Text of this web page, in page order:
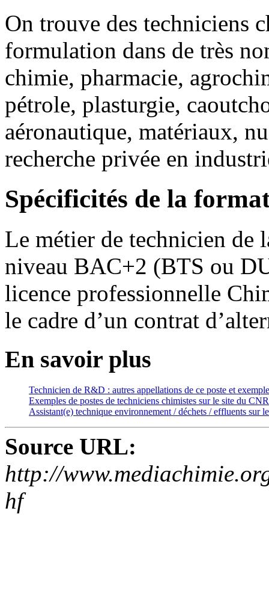
On trouve des techniciens
formulation dans de très
chimie, pharmacie,
pétrole, plasturgie,
aéronautique, matériaux,
recherche privée en
Spécificités de la
Le métier de technicien de
niveau BAC+2 (BTS ou
licence professionnelle
le cadre d’un contrat
En savoir plus
Technicien de R&D : autres appellations de ce poste et
Exemples de postes de techniciens chimistes sur le site du
Assistant(e) technique environnement / déchets / effluents sur
Source URL:
http://
hf